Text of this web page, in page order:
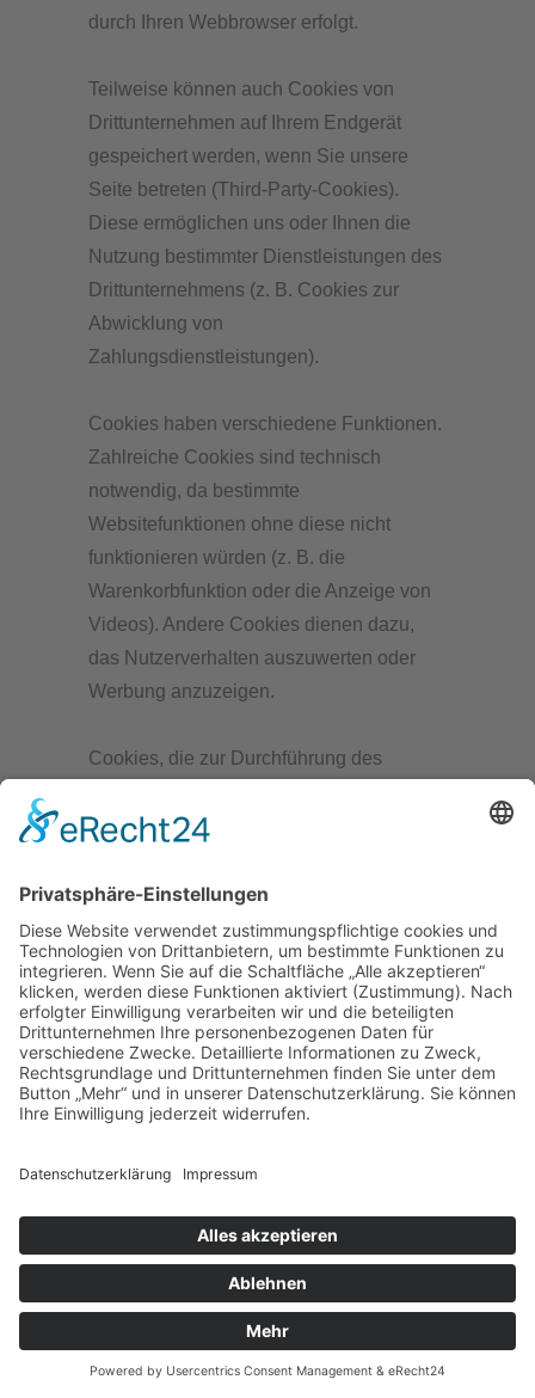
durch Ihren Webbrowser erfolgt.
Teilweise können auch Cookies von
Drittunternehmen auf Ihrem Endgerät
gespeichert werden, wenn Sie unsere
Seite betreten (Third-Party-Cookies).
Diese ermöglichen uns oder Ihnen die
Nutzung bestimmter Dienstleistungen des
Drittunternehmens (z. B. Cookies zur
Abwicklung von
Zahlungsdienstleistungen).
Cookies haben verschiedene Funktionen.
Zahlreiche Cookies sind technisch
notwendig, da bestimmte
Websitefunktionen ohne diese nicht
funktionieren würden (z. B. die
Warenkorbfunktion oder die Anzeige von
Videos). Andere Cookies dienen dazu,
das Nutzerverhalten auszuwerten oder
Werbung anzuzeigen.
Cookies, die zur Durchführung des
zur Bereitstellung bestimmter, von Ihnen
Warenkorbfunktion) oder zur Optimierung
der Website (z. B. Cookies zur Messung
des Webpublikums) erforderlich sind
(notwendige Cookies), werden auf
Grundlage von Art. 6 Abs. 1 lit. f DSGVO
gespeichert, sofern keine andere
Rechtsgrundlage angegeben wird. Der
Websitebetreiber hat ein berechtigtes
fehlerfreien und optimierten Bereitstellung
seiner Dienste. Sofern eine Einwilligung
zur Speicherung von Cookies und